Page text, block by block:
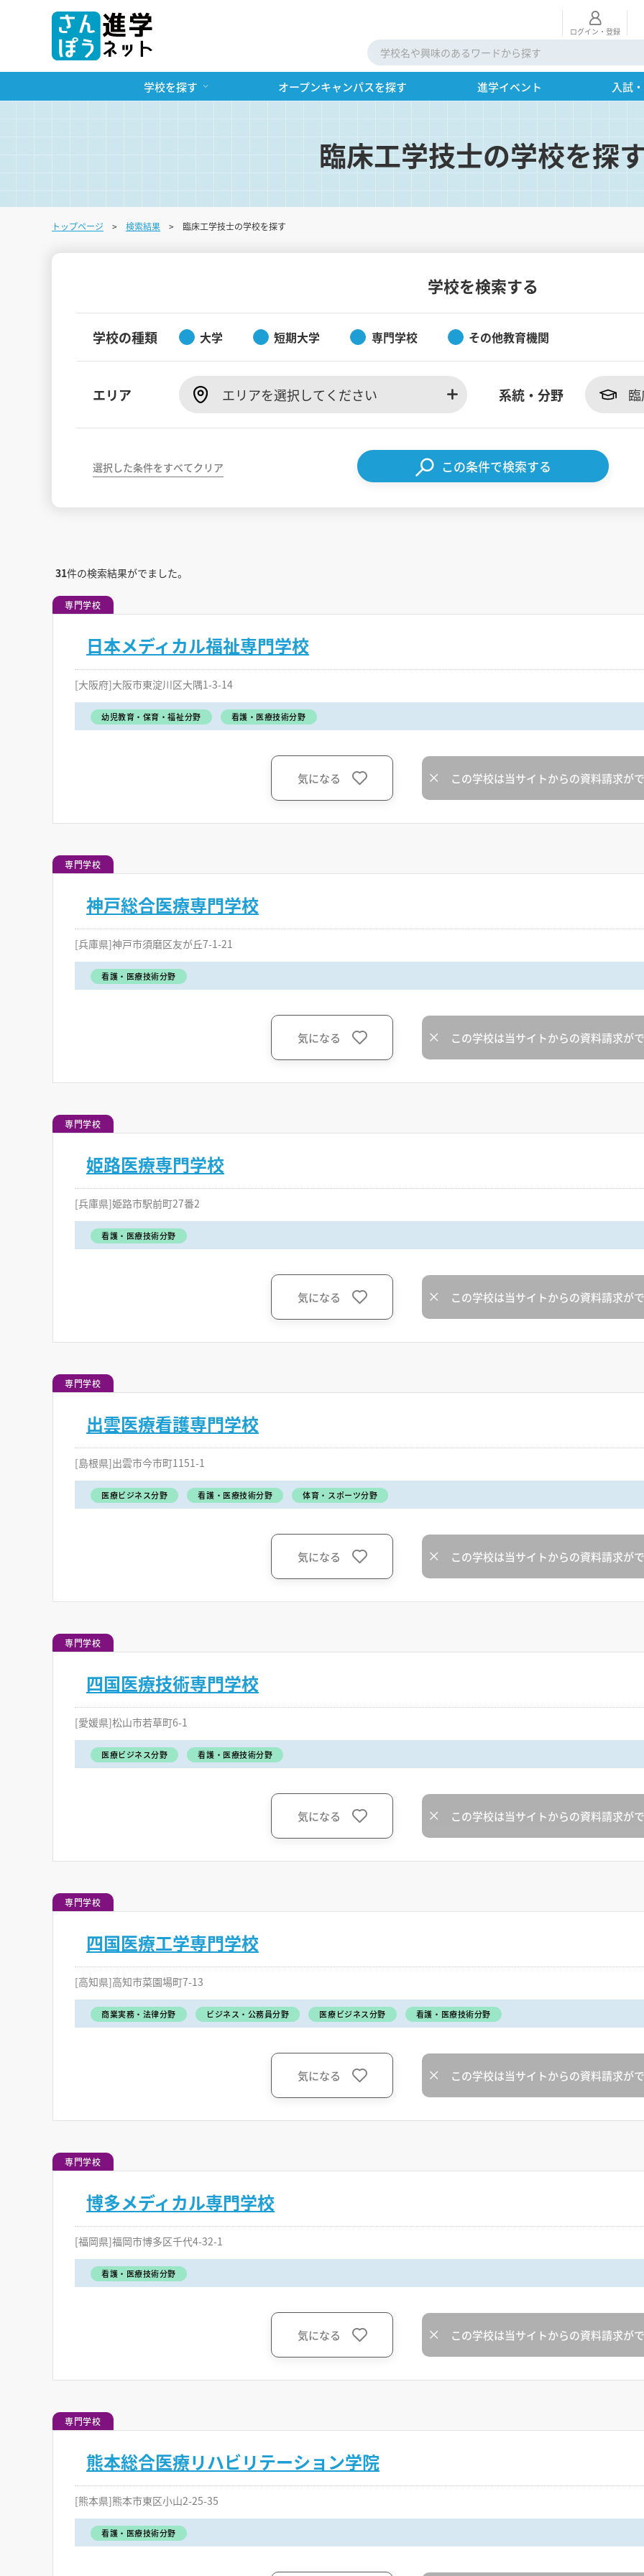
ログイン・登録
学校を探す オープンキャンパスを探す 進学イベント 入試
臨床工学技士の学校を探
トップページ 検索結果 臨床工学技士の学校を探す
学校を検索する
学校の種類 大学 短期大学 専門学校 その他教育機関
エリア エリアを選択してください 系統・分野
この条件で検索する
選択した条件をすべてクリア
31件の検索結果がでました。
専門学校
日本メディカル福祉専門学校
[大阪府]大阪市東淀川区大隅1-3-14
幼児教育・保育・福祉分野 看護・医療技術分野
気になる この学校は当サイトからの資料請求が
専門学校
神戸総合医療専門学校
[兵庫県]神戸市須磨区友が丘7-1-21
看護・医療技術分野
気になる この学校は当サイトからの資料請求が
専門学校
姫路医療専門学校
[兵庫県]姫路市駅前町27番2
看護・医療技術分野
気になる この学校は当サイトからの資料請求が
専門学校
出雲医療看護専門学校
[島根県]出雲市今市町1151-1
医療ビジネス分野 看護・医療技術分野 体育・スポーツ分野
気になる この学校は当サイトからの資料請求が
専門学校
四国医療技術専門学校
[愛媛県]松山市若草町6-1
医療ビジネス分野 看護・医療技術分野
気になる この学校は当サイトからの資料請求が
専門学校
四国医療工学専門学校
[高知県]高知市菜園場町7-13
商業実務・法律分野 ビジネス・公務員分野 医療ビジネス分野 看護・医療技術分野
気になる この学校は当サイトからの資料請求が
専門学校
博多メディカル専門学校
[福岡県]福岡市博多区千代4-32-1
看護・医療技術分野
気になる この学校は当サイトからの資料請求が
専門学校
熊本総合医療リハビリテーション学院
[熊本県]熊本市東区小山2-25-35
看護・医療技術分野